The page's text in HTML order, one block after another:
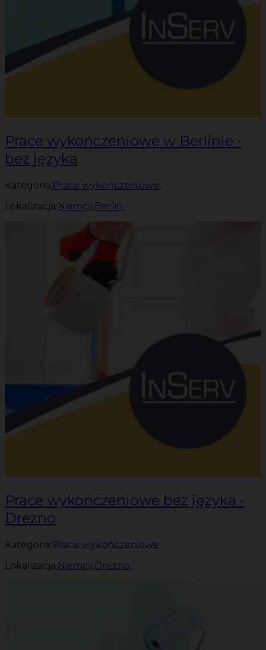
Prace wykończeniowe w Berlinie -
bez języka
Kategoria: Prace wykończeniowe,
Lokalizacja: Niemcy,Berlin,
Prace wykończeniowe bez języka -
Drezno
Kategoria:Prace wykończeniowe,
Lokalizacja:Niemcy,Drezno,